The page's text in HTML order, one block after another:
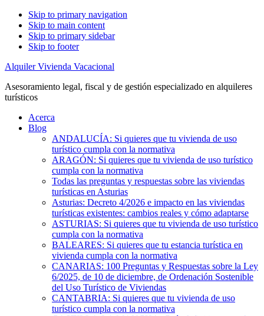
Skip to primary navigation
Skip to main content
Skip to primary sidebar
Skip to footer
Alquiler Vivienda Vacacional
Asesoramiento legal, fiscal y de gestión especializado en alquileres
turísticos
Acerca
Blog
ANDALUCÍA: Si quieres que tu vivienda de uso
turístico cumpla con la normativa
ARAGÓN: Si quieres que tu vivienda de uso turístico
cumpla con la normativa
Todas las preguntas y respuestas sobre las viviendas
turísticas en Asturias
Asturias: Decreto 4/2026 e impacto en las viviendas
turísticas existentes: cambios reales y cómo adaptarse
ASTURIAS: Si quieres que tu vivienda de uso turístico
cumpla con la normativa
BALEARES: Si quieres que tu estancia turística en
vivienda cumpla con la normativa
CANARIAS: 100 Preguntas y Respuestas sobre la Ley
6/2025, de 10 de diciembre, de Ordenación Sostenible
del Uso Turístico de Viviendas
CANTABRIA: Si quieres que tu vivienda de uso
turístico cumpla con la normativa